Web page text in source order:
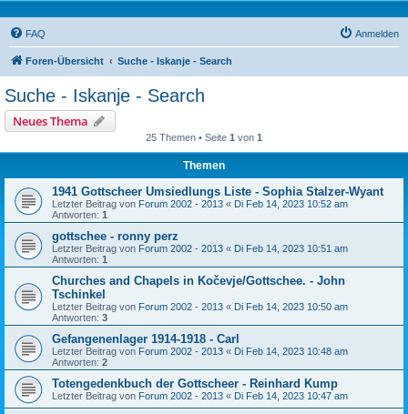
FAQ Anmelden
Foren-Übersicht Suche - Iskanje - Search
Suche - Iskanje - Search
Neues Thema
25 Themen • Seite 1 von 1
Themen
1941 Gottscheer Umsiedlungs Liste - Sophia Stalzer-Wyant
Letzter Beitrag von Forum 2002 - 2013 « Di Feb 14, 2023 10:52 am
Antworten: 1
gottschee - ronny perz
Letzter Beitrag von Forum 2002 - 2013 « Di Feb 14, 2023 10:51 am
Antworten: 1
Churches and Chapels in Kočevje/Gottschee. - John
Tschinkel
Letzter Beitrag von Forum 2002 - 2013 « Di Feb 14, 2023 10:50 am
Antworten: 3
Gefangenenlager 1914-1918 - Carl
Letzter Beitrag von Forum 2002 - 2013 « Di Feb 14, 2023 10:48 am
Antworten: 2
Totengedenkbuch der Gottscheer - Reinhard Kump
Letzter Beitrag von Forum 2002 - 2013 « Di Feb 14, 2023 10:47 am